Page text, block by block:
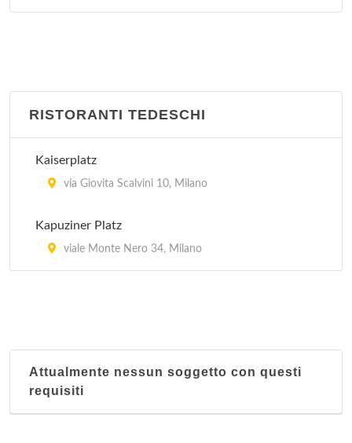
RISTORANTI TEDESCHI
Kaiserplatz
via Giovita Scalvini 10, Milano
Kapuziner Platz
viale Monte Nero 34, Milano
Attualmente nessun soggetto con questi
requisiti